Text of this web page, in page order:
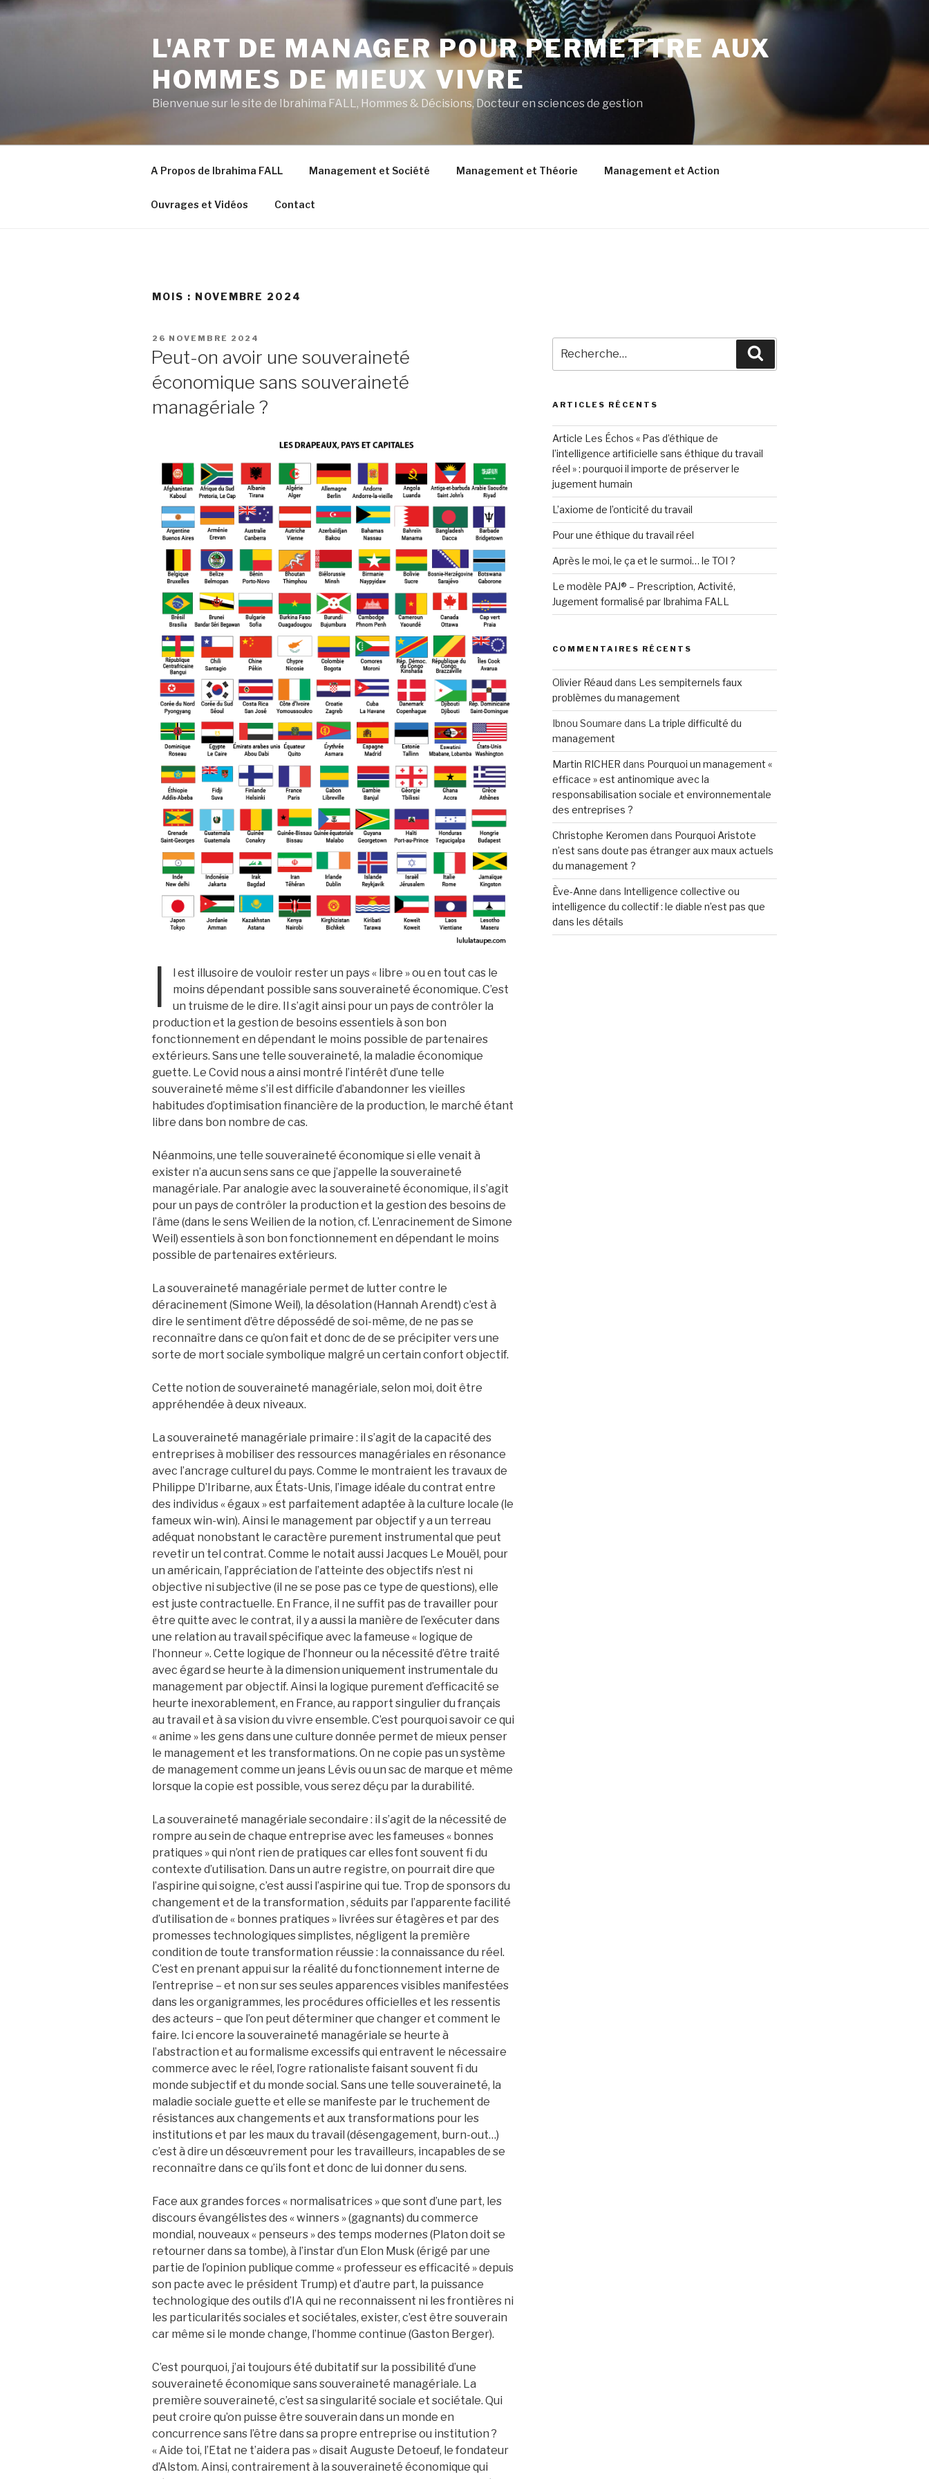
Aller
L'ART DE MANAGER POUR PERMETTRE AUX
HOMMES DE MIEUX VIVRE
Bienvenue sur le site de Ibrahima FALL, Hommes & Décisions, Docteur en sciences de gestion
A Propos de Ibrahima FALL Management et Société Management et Théorie Management et Action
Ouvrages et Vidéos Contact
MOIS : NOVEMBRE 2024
PUBLIÉ
LE
26 NOVEMBRE 2024
Peut-on avoir une souveraineté
économique sans souveraineté
managériale ?
I
l est illusoire de vouloir rester un pays « libre » ou en tout cas le
moins dépendant possible sans souveraineté économique. C’est
un truisme de le dire. Il s’agit ainsi pour un pays de contrôler la
production et la gestion de besoins essentiels à son bon
fonctionnement en dépendant le moins possible de partenaires
extérieurs. Sans une telle souveraineté, la maladie économique
guette. Le Covid nous a ainsi montré l’intérêt d’une telle
souveraineté même s’il est difficile d’abandonner les vieilles
habitudes d’optimisation financière de la production, le marché étant
libre dans bon nombre de cas.
Néanmoins, une telle souveraineté économique si elle venait à
exister n’a aucun sens sans ce que j’appelle la souveraineté
managériale. Par analogie avec la souveraineté économique, il s’agit
pour un pays de contrôler la production et la gestion des besoins de
l’âme (dans le sens Weilien de la notion, cf. L’enracinement de Simone
Weil) essentiels à son bon fonctionnement en dépendant le moins
possible de partenaires extérieurs.
La souveraineté managériale permet de lutter contre le
déracinement (Simone Weil), la désolation (Hannah Arendt) c’est à
dire le sentiment d’être dépossédé de soi-même, de ne pas se
reconnaître dans ce qu’on fait et donc de de se précipiter vers une
sorte de mort sociale symbolique malgré un certain confort objectif.
Cette notion de souveraineté managériale, selon moi, doit être
appréhendée à deux niveaux.
La souveraineté managériale primaire : il s’agit de la capacité des
entreprises à mobiliser des ressources managériales en résonance
avec l’ancrage culturel du pays. Comme le montraient les travaux de
Philippe D’Iribarne, aux États-Unis, l’image idéale du contrat entre
des individus « égaux » est parfaitement adaptée à la culture locale (le
fameux win-win). Ainsi le management par objectif y a un terreau
adéquat nonobstant le caractère purement instrumental que peut
revetir un tel contrat. Comme le notait aussi Jacques Le Mouël, pour
un américain, l’appréciation de l’atteinte des objectifs n’est ni
objective ni subjective (il ne se pose pas ce type de questions), elle
est juste contractuelle. En France, il ne suffit pas de travailler pour
être quitte avec le contrat, il y a aussi la manière de l’exécuter dans
une relation au travail spécifique avec la fameuse « logique de
l’honneur ». Cette logique de l’honneur ou la nécessité d’être traité
avec égard se heurte à la dimension uniquement instrumentale du
management par objectif. Ainsi la logique purement d’efficacité se
heurte inexorablement, en France, au rapport singulier du français
au travail et à sa vision du vivre ensemble. C’est pourquoi savoir ce qui
« anime » les gens dans une culture donnée permet de mieux penser
le management et les transformations. On ne copie pas un système
de management comme un jeans Lévis ou un sac de marque et même
lorsque la copie est possible, vous serez déçu par la durabilité.
La souveraineté managériale secondaire : il s’agit de la nécessité de
rompre au sein de chaque entreprise avec les fameuses « bonnes
pratiques » qui n’ont rien de pratiques car elles font souvent fi du
contexte d’utilisation. Dans un autre registre, on pourrait dire que
l’aspirine qui soigne, c’est aussi l’aspirine qui tue. Trop de sponsors du
changement et de la transformation , séduits par l’apparente facilité
d’utilisation de « bonnes pratiques » livrées sur étagères et par des
promesses technologiques simplistes, négligent la première
condition de toute transformation réussie : la connaissance du réel.
C’est en prenant appui sur la réalité du fonctionnement interne de
l’entreprise – et non sur ses seules apparences visibles manifestées
dans les organigrammes, les procédures officielles et les ressentis
des acteurs – que l’on peut déterminer que changer et comment le
faire. Ici encore la souveraineté managériale se heurte à
l’abstraction et au formalisme excessifs qui entravent le nécessaire
commerce avec le réel, l’ogre rationaliste faisant souvent fi du
monde subjectif et du monde social. Sans une telle souveraineté, la
maladie sociale guette et elle se manifeste par le truchement de
résistances aux changements et aux transformations pour les
institutions et par les maux du travail (désengagement, burn-out…)
c’est à dire un désœuvrement pour les travailleurs, incapables de se
reconnaître dans ce qu’ils font et donc de lui donner du sens.
Face aux grandes forces « normalisatrices » que sont d’une part, les
discours évangélistes des « winners » (gagnants) du commerce
mondial, nouveaux « penseurs » des temps modernes (Platon doit se
retourner dans sa tombe), à l’instar d’un Elon Musk (érigé par une
partie de l’opinion publique comme « professeur es efficacité » depuis
son pacte avec le président Trump) et d’autre part, la puissance
technologique des outils d’IA qui ne reconnaissent ni les frontières ni
les particularités sociales et sociétales, exister, c’est être souverain
car même si le monde change, l’homme continue (Gaston Berger).
C’est pourquoi, j’ai toujours été dubitatif sur la possibilité d’une
souveraineté économique sans souveraineté managériale. La
première souveraineté, c’est sa singularité sociale et sociétale. Qui
peut croire qu’on puisse être souverain dans un monde en
concurrence sans l’être dans sa propre entreprise ou institution ?
« Aide toi, l’Etat ne t’aidera pas » disait Auguste Detoeuf, le fondateur
d’Alstom. Ainsi, contrairement à la souveraineté économique qui
pour
ARTICLES RÉCENTS
Article Les Échos « Pas d’éthique de
l’intelligence artificielle sans éthique du travail
réel » : pourquoi il importe de préserver le
jugement humain
L’axiome de l’onticité du travail
Pour une éthique du travail réel
Après le moi, le ça et le surmoi… le TOI ?
Le modèle PAJ® – Prescription, Activité,
Jugement formalisé par Ibrahima FALL
COMMENTAIRES RÉCENTS
Olivier Réaud dans Les sempiternels faux
problèmes du management
Ibnou Soumare dans La triple difficulté du
management
Martin RICHER dans Pourquoi un management «
efficace » est antinomique avec la
responsabilisation sociale et environnementale
des entreprises ?
Christophe Keromen dans Pourquoi Aristote
n’est sans doute pas étranger aux maux actuels
du management ?
Ève-Anne dans Intelligence collective ou
intelligence du collectif : le diable n’est pas que
dans les détails